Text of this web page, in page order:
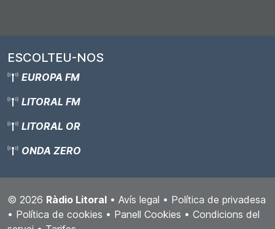
ESCOLTEU-NOS
EUROPA FM
LITORAL FM
LITORAL OR
ONDA ZERO
© 2026 Ràdio Litoral • Avís legal • Política de privadesa
• Política de cookies • Panell Cookies • Condicions del